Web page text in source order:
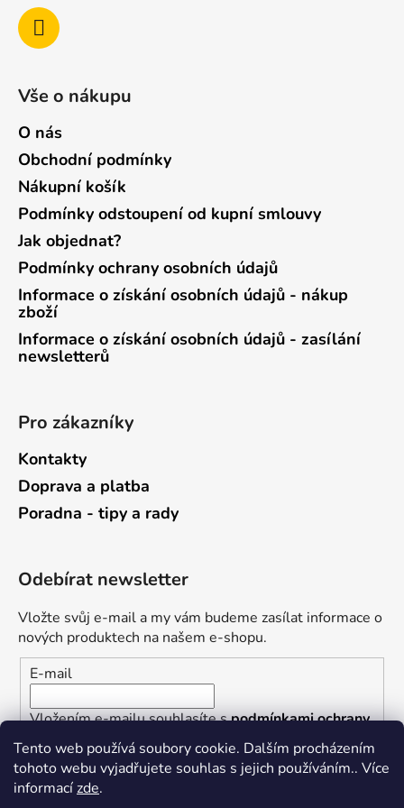
Tento web používá soubory cookie. Dalším procházením
tohoto webu vyjadřujete souhlas s jejich používáním.. Více
informacízde.
Vše o nákupu
O nás
Obchodní podmínky
Nákupní košík
Podmínky odstoupení od kupní smlouvy
Jak objednat?
Podmínky ochrany osobních údajů
Informace o získání osobních údajů - nákup
zboží
Informace o získání osobních údajů - zasílání
newsletterů
Pro zákazníky
Kontakty
Doprava a platba
Poradna - tipy a rady
Odebírat newsletter
Vložte svůj e-mail a my vám budeme zasílat informace o
nových produktech na našem e-shopu.
E-mail
Vložením e-mailu souhlasíte spodmínkami ochrany
osobních údajů
PŘIHLÁSIT SE